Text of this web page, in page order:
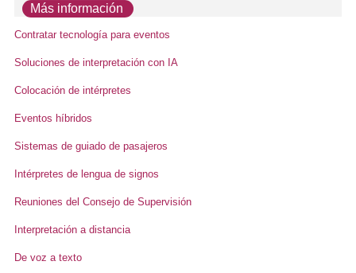
Más información
Contratar tecnología para eventos
Soluciones de interpretación con IA
Colocación de intérpretes
Eventos híbridos
Sistemas de guiado de pasajeros
Intérpretes de lengua de signos
Reuniones del Consejo de Supervisión
Interpretación a distancia
De voz a texto